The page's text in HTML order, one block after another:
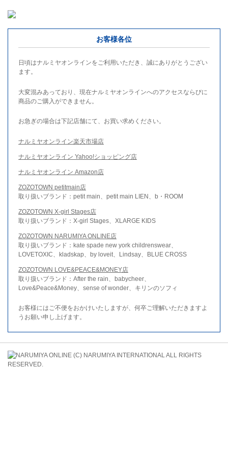
お客様各位
日頃はナルミヤオンラインをご利用いただき、誠にありがとうござい
ます。
大変混みあっており、現在ナルミヤオンラインへのアクセスならびに
商品のご購入ができません。
お急ぎの場合は下記店舗にて、お買い求めください。
ナルミヤオンライン楽天市場店
ナルミヤオンライン Yahoo!ショッピング店
ナルミヤオンライン Amazon店
ZOZOTOWN petitmain店
取り扱いブランド：petit main、petit main LIEN、b・ROOM
ZOZOTOWN X-girl Stages店
取り扱いブランド：X-girl Stages、XLARGE KIDS
ZOZOTOWN NARUMIYA ONLINE店
取り扱いブランド：kate spade new york childrenswear、
LOVETOXIC、kladskap、by loveit、Lindsay、BLUE CROSS
ZOZOTOWN LOVE&PEACE&MONEY店
取り扱いブランド：After the rain、babycheer、
Love&Peace&Money、sense of wonder、キリンのソフィ
お客様にはご不便をおかけいたしますが、何卒ご理解いただきますよ
うお願い申し上げます。